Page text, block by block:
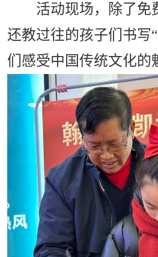
活动现场，除了免
还教过往的孩子们书写
们感受中国传统文化的